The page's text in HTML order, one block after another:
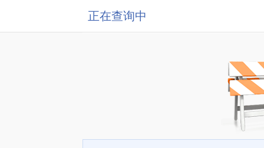
正在查询中